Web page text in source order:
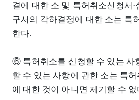
결에 대한 소 및 특허취소신청서⋅
구서의 각하결정에 대한 소는 특
한다.
⑥ 특허취소를 신청할 수 있는 사
할 수 있는 사항에 관한 소는 특
에 대한 것이 아니면 제기할 수 없